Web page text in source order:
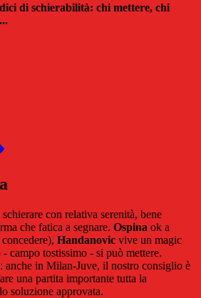
di schierabilità: chi mettere, chi
con relativa serenità, bene
che fatica a segnare. Ospina ok a
Handanovic vive un magic
campo tostissimo - si può mettere.
anche in Milan-Juve, il nostro consiglio è
una partita importante tutta la
soluzione approvata.